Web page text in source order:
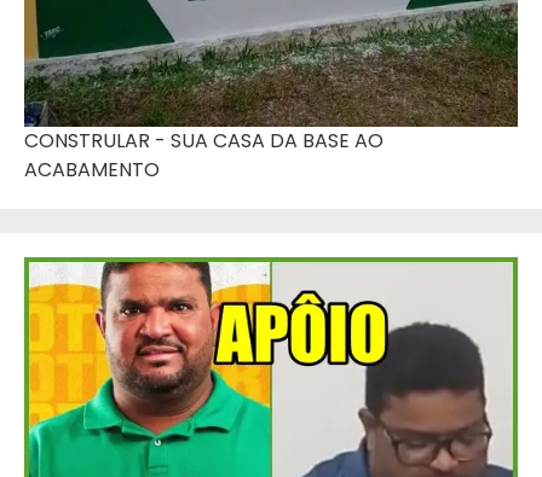
CONSTRULAR - SUA CASA DA BASE AO
ACABAMENTO